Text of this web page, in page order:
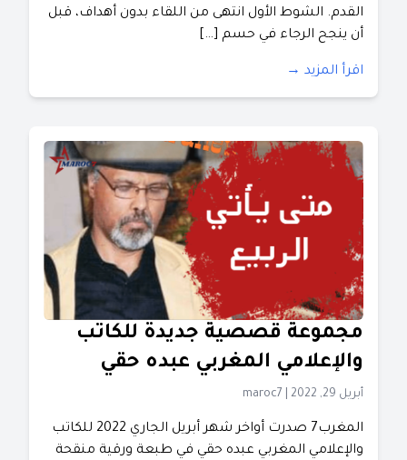
القدم. الشوط الأول انتهى من اللقاء بدون أهداف، قبل
أن ينجح الرجاء في حسم […]
اقرأ المزيد →
مجموعة قصصية جديدة للكاتب
والإعلامي المغربي عبده حقي
أبريل 29, 2022 maroc7
المغرب7 صدرت أواخر شهر أبريل الجاري 2022 للكاتب
والإعلامي المغربي عبده حقي في طبعة ورقية منقحة